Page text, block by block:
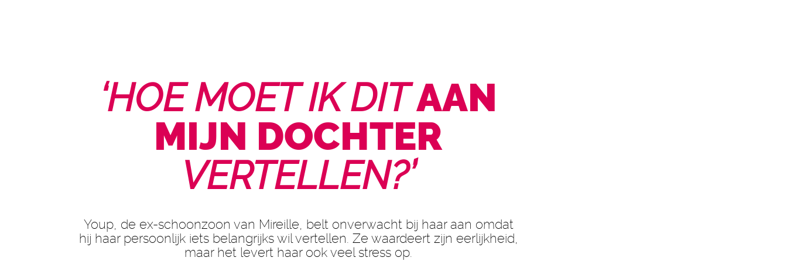
‘HOE MOET IK DITAAN
MIJN DOCHTER
VERTELLEN?’
Youp, de ex-schoonzoon van Mireille, belt onverwacht bij haar aan omdat
hij haar persoonlijk iets belangrijks wil vertellen. Ze waardeert zijn eerlijkheid,
maar het levert haar ook veel stress op.